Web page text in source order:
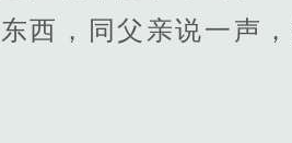
西，同父亲说一声